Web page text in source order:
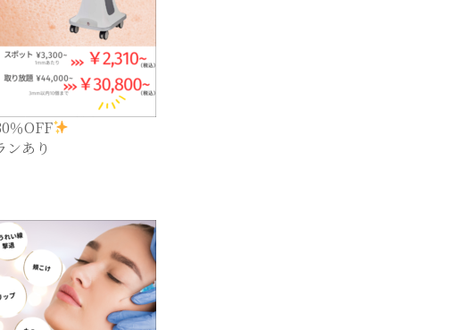
％OFF
あり